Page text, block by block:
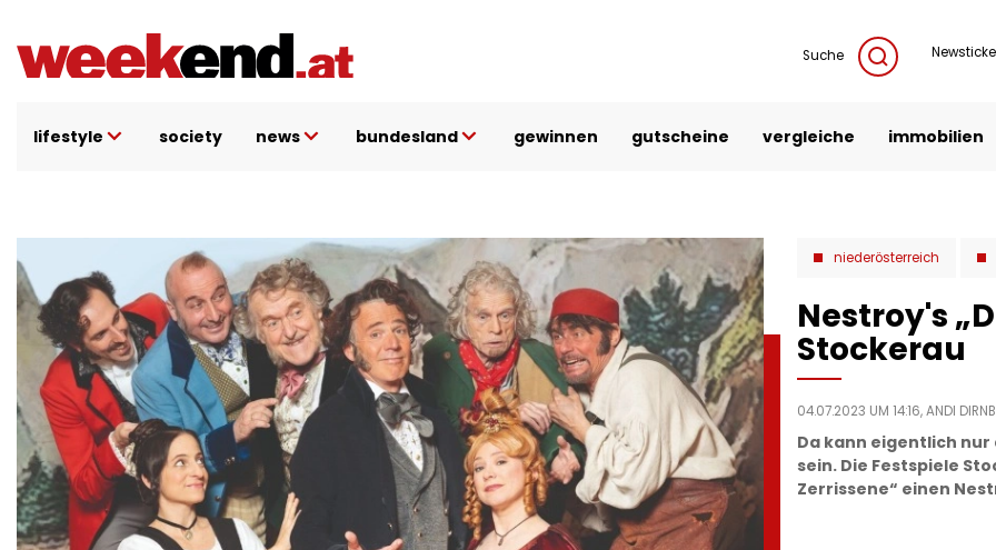
Inhalt
Suche
lifestyle society news bundesland gewinnen gutscheine vergleiche immobilien
niederösterreich
Nestroy's
Stockerau
04.07.2023 UM 14:16,ANDI
Da kann eigentlich
sein. Die Festspiele
Zerrissene“ einen